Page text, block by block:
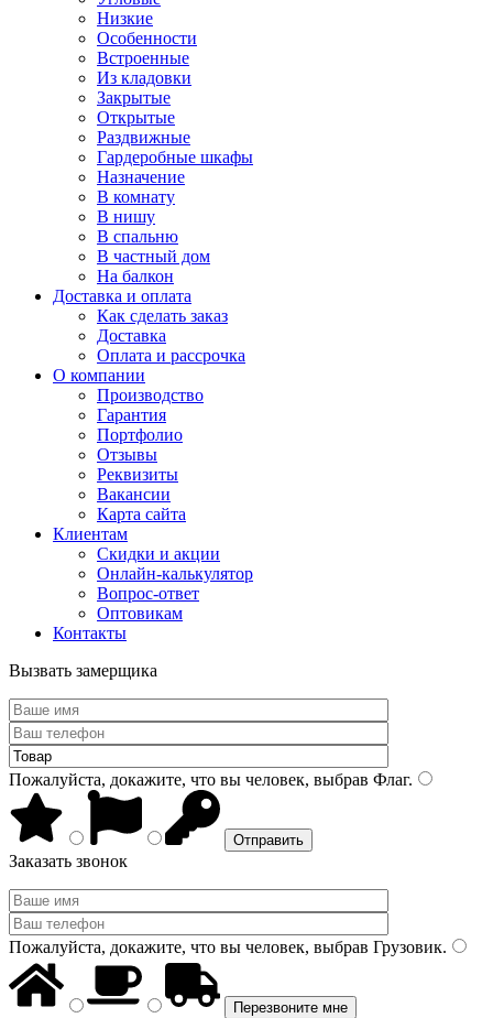
Низкие
Особенности
Встроенные
Из кладовки
Закрытые
Открытые
Раздвижные
Гардеробные шкафы
Назначение
В комнату
В нишу
В спальню
В частный дом
На балкон
Доставка и оплата
Как сделать заказ
Доставка
Оплата и рассрочка
О компании
Производство
Гарантия
Портфолио
Отзывы
Реквизиты
Вакансии
Карта сайта
Клиентам
Скидки и акции
Онлайн-калькулятор
Вопрос-ответ
Оптовикам
Контакты
Вызвать замерщика
Пожалуйста, докажите, что вы человек, выбрав Флаг.
Заказать звонок
Пожалуйста, докажите, что вы человек, выбрав Грузовик.